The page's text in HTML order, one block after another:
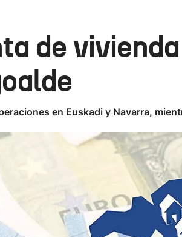
de
en Euskadi y Navarra,